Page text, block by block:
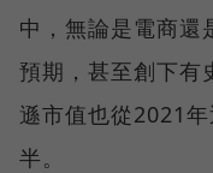
中，無論是電商還
預期，甚至創下有
遜市值也從2021
半。